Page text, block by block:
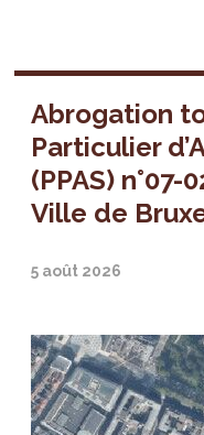
Abrogation
Particulier
(PPAS)
Ville de
5 août 2026